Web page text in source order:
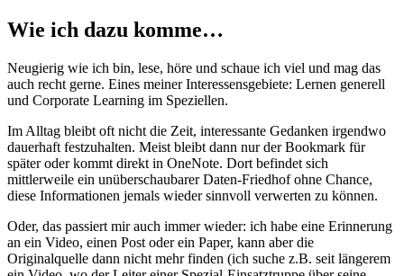
Wie ich dazu komme…
Neugierig wie ich bin, lese, höre und schaue ich viel und mag das
auch recht gerne. Eines meiner Interessensgebiete: Lernen generell
und Corporate Learning im Speziellen.
Im Alltag bleibt oft nicht die Zeit, interessante Gedanken irgendwo
dauerhaft festzuhalten. Meist bleibt dann nur der Bookmark für
später oder kommt direkt in OneNote. Dort befindet sich
mittlerweile ein unüberschaubarer Daten-Friedhof ohne Chance,
diese Informationen jemals wieder sinnvoll verwerten zu können.
Oder, das passiert mir auch immer wieder: ich habe eine Erinnerung
an ein Video, einen Post oder ein Paper, kann aber die
Originalquelle dann nicht mehr finden (ich suche z.B. seit längerem